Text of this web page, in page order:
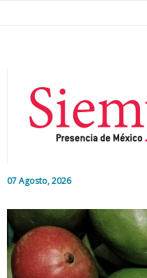
07 Agosto, 2026
Editorial
Nacional